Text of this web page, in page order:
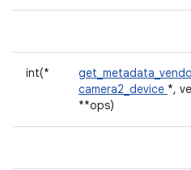
int(*
camera2_device *,
**ops)